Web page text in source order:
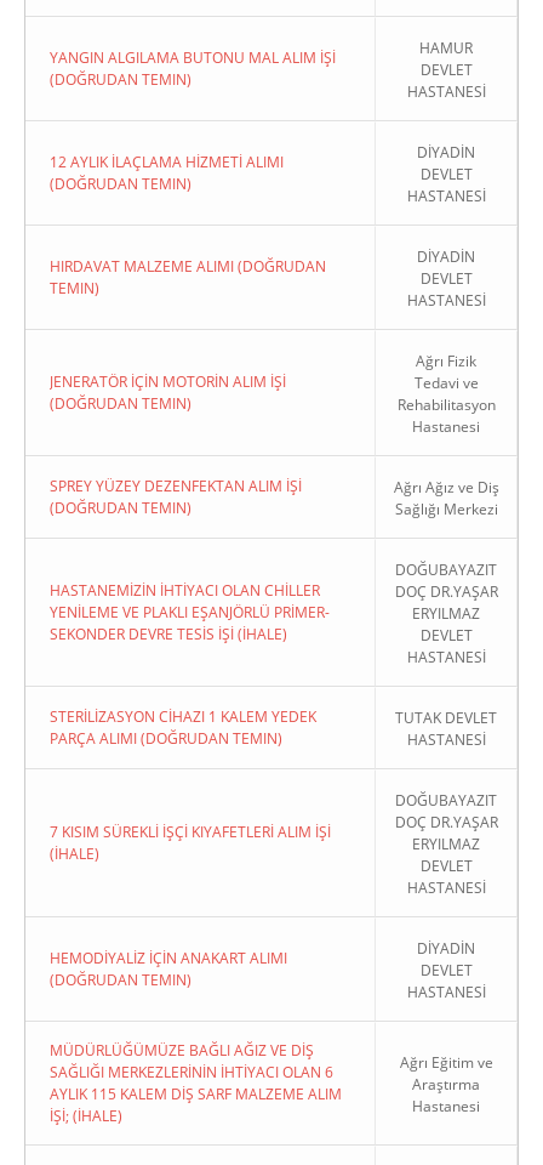
YANGIN ALGILAMA BUTONU MAL ALIM İŞİ
(DOĞRUDAN TEMIN)
HAMUR
DEVLET
HASTANESİ
12 AYLIK İLAÇLAMA HİZMETİ ALIMI
(DOĞRUDAN TEMIN)
DİYADİN
DEVLET
HASTANESİ
HIRDAVAT MALZEME ALIMI (DOĞRUDAN
TEMIN)
DİYADİN
DEVLET
HASTANESİ
JENERATÖR İÇİN MOTORİN ALIM İŞİ
(DOĞRUDAN TEMIN)
Ağrı Fizik
Tedavi ve
Rehabilitasyon
Hastanesi
SPREY YÜZEY DEZENFEKTAN ALIM İŞİ
(DOĞRUDAN TEMIN)
Ağrı Ağız ve Diş
Sağlığı Merkezi
HASTANEMİZİN İHTİYACI OLAN CHİLLER
YENİLEME VE PLAKLI EŞANJÖRLÜ PRİMER-
SEKONDER DEVRE TESİS İŞİ (İHALE)
DOĞUBAYAZIT
DOÇ DR.YAŞAR
ERYILMAZ
DEVLET
HASTANESİ
STERİLİZASYON CİHAZI 1 KALEM YEDEK
PARÇA ALIMI (DOĞRUDAN TEMIN)
TUTAK DEVLET
HASTANESİ
7 KISIM SÜREKLİ İŞÇİ KIYAFETLERİ ALIM İŞİ
(İHALE)
DOĞUBAYAZIT
DOÇ DR.YAŞAR
ERYILMAZ
DEVLET
HASTANESİ
HEMODİYALİZ İÇİN ANAKART ALIMI
(DOĞRUDAN TEMIN)
DİYADİN
DEVLET
HASTANESİ
MÜDÜRLÜĞÜMÜZE BAĞLI AĞIZ VE DİŞ
SAĞLIĞI MERKEZLERİNİN İHTİYACI OLAN 6
AYLIK 115 KALEM DİŞ SARF MALZEME ALIM
İŞİ; (İHALE)
Ağrı Eğitim ve
Araştırma
Hastanesi